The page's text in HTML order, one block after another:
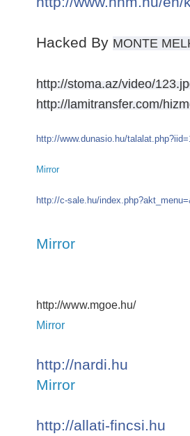
Hacked By MONTE
http://stoma.az/video/
http://lamitransfer.com/
http://www.dunasio.hu/
Mirror
http://c-sale.hu/
Mirror
http://www.mgoe.hu/
Mirror
http://nardi.hu
Mirror
http://allati-fincsi.hu